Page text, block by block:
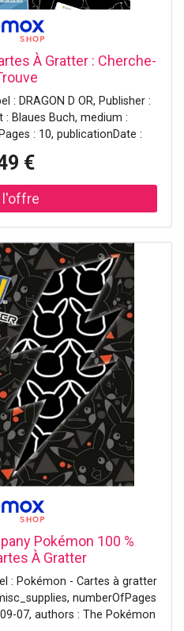
À Gratter : Cherche-
: DRAGON D OR, Publisher :
: Blaues Buch, medium :
: 10, publicationDate :
€
Pokémon 100 %
À Gratter
: Pokémon - Cartes à gratter
numberOfPages
07, authors : The Pokémon